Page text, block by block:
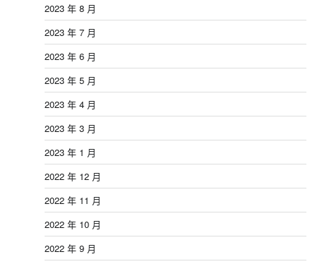
2023 年 8 月
2023 年 7 月
2023 年 6 月
2023 年 5 月
2023 年 4 月
2023 年 3 月
2023 年 1 月
2022 年 12 月
2022 年 11 月
2022 年 10 月
2022 年 9 月